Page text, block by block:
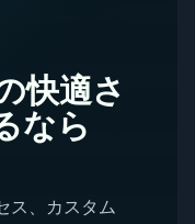
快適さ
なら
ス、カスタム